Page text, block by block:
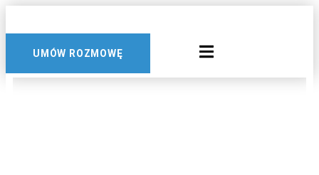
treści
UMÓW ROZMOWĘ